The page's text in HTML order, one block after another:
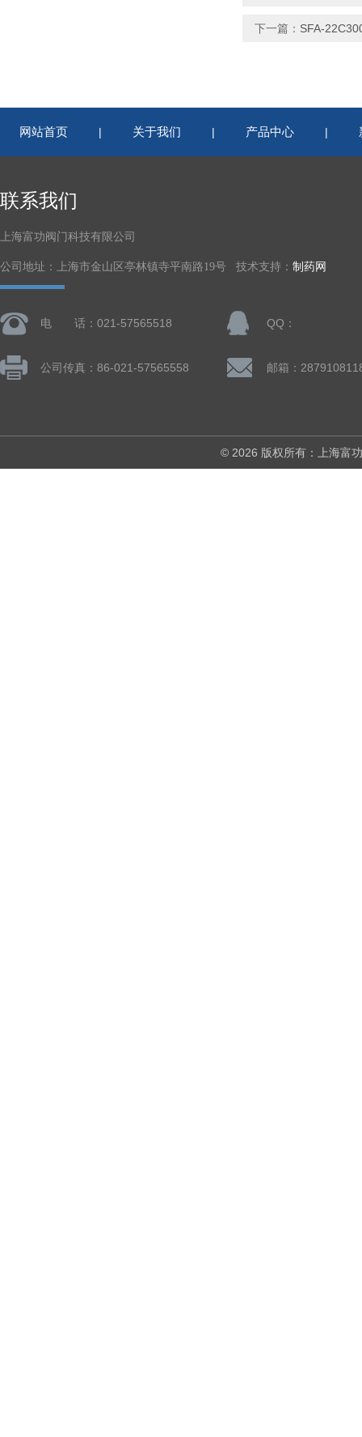
下一篇： SFA-
网站首页 | 关于我们 | 产品中心 |
联系我们
上海富功阀门科技有限公司
公司地址：上海市金山区亭林镇寺平南路19号 技术支持： 制药网
电 话：021-57565518 QQ：
公司传真：86-021-57565558 邮箱：
© 2026 版权所有：上海富